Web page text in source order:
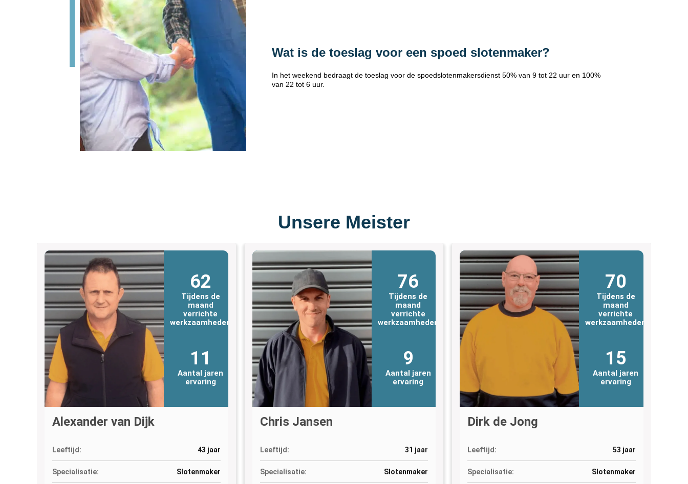
Wat is de toeslag voor een spoed slotenmaker?
In het weekend bedraagt de toeslag voor de spoedslotenmakersdienst 50% van 9 tot 22 uur en 100%
van 22 tot 6 uur.
Unsere Meister
62
Tijdens de
maand
verrichte
werkzaamheden
11
Aantal jaren
ervaring
Alexander van Dijk
Leeftijd: 43 jaar
Specialisatie: Slotenmaker
76
Tijdens de
maand
verrichte
werkzaamheden
9
Aantal jaren
ervaring
Chris Jansen
Leeftijd: 31 jaar
Specialisatie: Slotenmaker
70
Tijdens de
maand
verrichte
werkzaamheden
15
Aantal jaren
ervaring
Dirk de Jong
Leeftijd: 53 jaar
Specialisatie: Slotenmaker